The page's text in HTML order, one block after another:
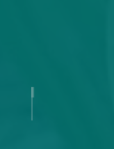
Autumn